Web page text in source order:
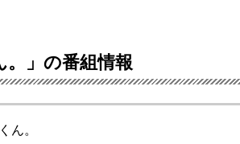
。」の番組情報
ん。